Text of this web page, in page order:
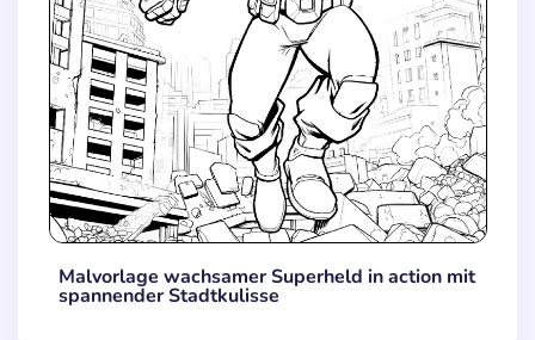
Malvorlage wachsamer Superheld in action mit
spannender Stadtkulisse